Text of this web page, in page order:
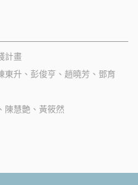
計畫
東升、彭俊亨、趙曉芳、鄧育
陳慧艶、黃筱然